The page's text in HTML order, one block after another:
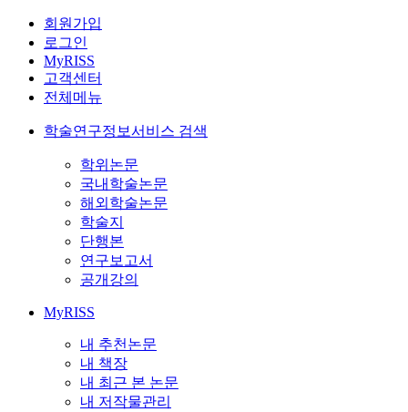
회원가입
로그인
MyRISS
고객센터
전체메뉴
학술연구정보서비스 검색
학위논문
국내학술논문
해외학술논문
학술지
단행본
연구보고서
공개강의
MyRISS
내 추천논문
내 책장
내 최근 본 논문
내 저작물관리